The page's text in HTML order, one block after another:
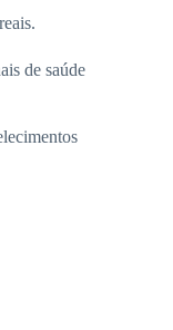
de saúde